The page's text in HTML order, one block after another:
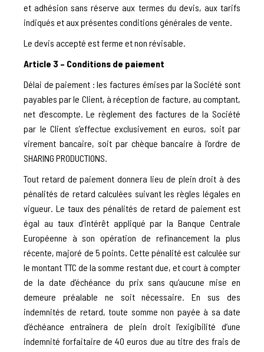
et adhésion sans réserve aux termes du devis, aux tarifs
indiqués et aux présentes conditions générales de vente.
Le devis accepté est ferme et non révisable.
Article 3 – Conditions de paiement
Délai de paiement : les factures émises par la Société sont
payables par le Client, à réception de facture, au comptant,
net d’escompte. Le règlement des factures de la Société
par le Client s’effectue exclusivement en euros, soit par
virement bancaire, soit par chèque bancaire à l’ordre de
SHARING PRODUCTIONS.
Tout retard de paiement donnera lieu de plein droit à des
pénalités de retard calculées suivant les règles légales en
vigueur. Le taux des pénalités de retard de paiement est
égal au taux d’intérêt appliqué par la Banque Centrale
Européenne à son opération de refinancement la plus
récente, majoré de 5 points. Cette pénalité est calculée sur
le montant TTC de la somme restant due, et court à compter
de la date d’échéance du prix sans qu’aucune mise en
demeure préalable ne soit nécessaire. En sus des
indemnités de retard, toute somme non payée à sa date
d’échéance entraînera de plein droit l’exigibilité d’une
indemnité forfaitaire de 40 euros due au titre des frais de